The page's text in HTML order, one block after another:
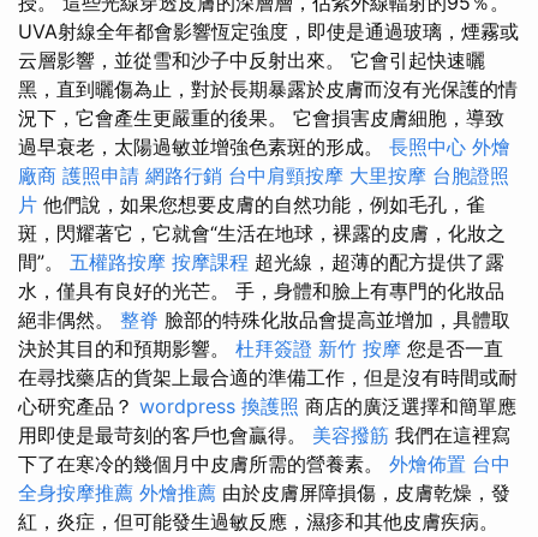
UVA射線全年都會影響恆定強度，即使是通過玻璃，煙霧或
云層影響，並從雪和沙子中反射出來。 它會引起快速曬
黑，直到曬傷為止，對於長期暴露於皮膚而沒有光保護的情
況下，它會產生更嚴重的後果。 它會損害皮膚細胞，導致
過早衰老，太陽過敏並增強色素斑的形成。 長照中心 外燴
廠商 護照申請 網路行銷 台中肩頸按摩 大里按摩 台胞證照
片 他們說，如果您想要皮膚的自然功能，例如毛孔，雀
斑，閃耀著它，它就會“生活在地球，裸露的皮膚，化妝之
間”。 五權路按摩 按摩課程 超光線，超薄的配方提供了露
水，僅具有良好的光芒。 手，身體和臉上有專門的化妝品
絕非偶然。 整脊 臉部的特殊化妝品會提高並增加，具體取
決於其目的和預期影響。 杜拜簽證 新竹 按摩 您是否一直
在尋找藥店的貨架上最合適的準備工作，但是沒有時間或耐
心研究產品？ wordpress 換護照 商店的廣泛選擇和簡單應
用即使是最苛刻的客戶也會贏得。 美容撥筋 我們在這裡寫
下了在寒冷的幾個月中皮膚所需的營養素。 外燴佈置 台中
全身按摩推薦 外燴推薦 由於皮膚屏障損傷，皮膚乾燥，發
紅，炎症，但可能發生過敏反應，濕疹和其他皮膚疾病。